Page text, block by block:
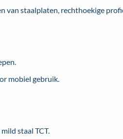
van staalplaten, rechthoekige
mobiel gebruik.
staal TCT.